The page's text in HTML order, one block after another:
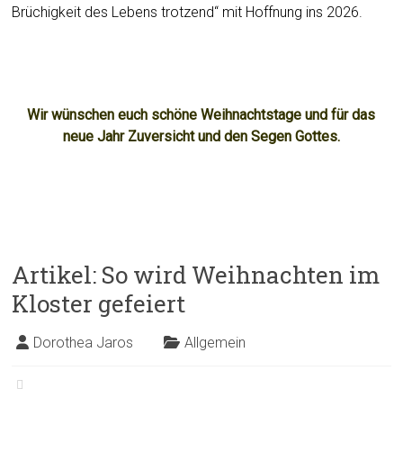
Brüchigkeit des Lebens trotzend“ mit Hoffnung ins 2026.
Wir wünschen euch schöne Weihnachtstage und für das
neue Jahr Zuversicht und den Segen Gottes.
Artikel: So wird Weihnachten im
Kloster gefeiert
Dorothea Jaros Allgemein